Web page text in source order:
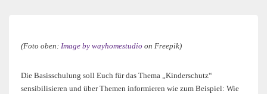
(Foto oben: Image by wayhomestudio on Freepik)
Die Basisschulung soll Euch für das Thema „Kinderschutz“
sensibilisieren und über Themen informieren wie zum Beispiel: Wie